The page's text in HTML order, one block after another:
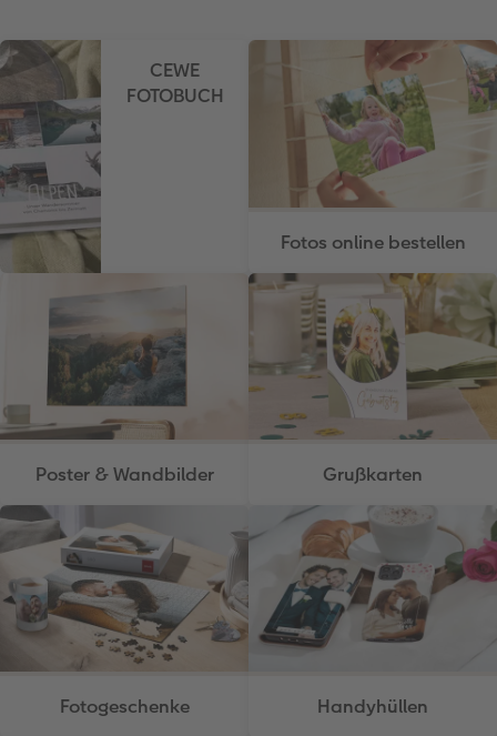
CEWE
FOTOBUCH
Fotos online bestellen
Poster & Wandbilder Grußkarten
Fotogeschenke Handyhüllen